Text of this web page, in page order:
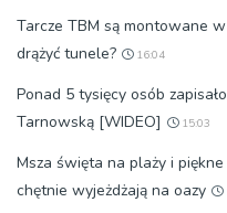
Tarcze TBM są montowane
drążyć tunele?
16:04
Ponad 5 tysięcy osób
Tarnowską [WIDEO]
15:03
Msza święta na plaży i
chętnie wyjeżdżają na oazy